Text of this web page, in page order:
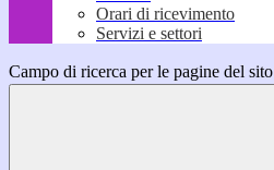
Orari di ricevimento
Servizi e settori
Campo di ricerca per le pagine del sito